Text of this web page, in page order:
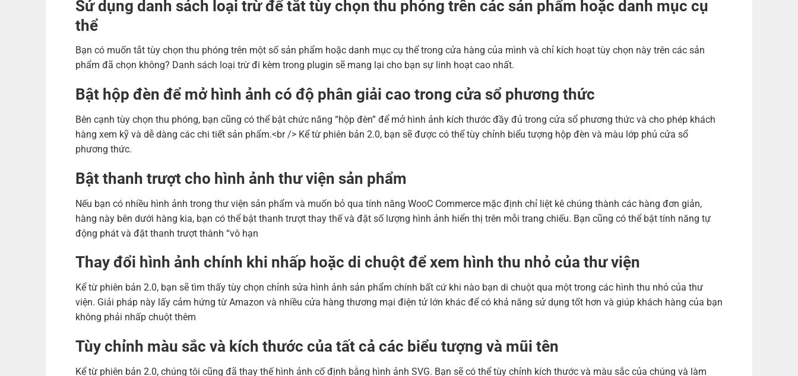
Sử dụng danh sách loại trừ để tắt tùy chọn thu phóng trên các sản phẩm hoặc danh mục cụ
thể
Bạn có muốn tắt tùy chọn thu phóng trên một số sản phẩm hoặc danh mục cụ thể trong cửa hàng của mình và chỉ kích hoạt tùy chọn này trên các sản
phẩm đã chọn không? Danh sách loại trừ đi kèm trong plugin sẽ mang lại cho bạn sự linh hoạt cao nhất.
Bật hộp đèn để mở hình ảnh có độ phân giải cao trong cửa sổ phương thức
Bên cạnh tùy chọn thu phóng, bạn cũng có thể bật chức năng “hộp đèn” để mở hình ảnh kích thước đầy đủ trong cửa sổ phương thức và cho phép khách
hàng xem kỹ và dễ dàng các chi tiết sản phẩm.<br /> Kể từ phiên bản 2.0, bạn sẽ được có thể tùy chỉnh biểu tượng hộp đèn và màu lớp phủ cửa sổ
phương thức.
Bật thanh trượt cho hình ảnh thư viện sản phẩm
Nếu bạn có nhiều hình ảnh trong thư viện sản phẩm và muốn bỏ qua tính năng WooC Commerce mặc định chỉ liệt kê chúng thành các hàng đơn giản,
hàng này bên dưới hàng kia, bạn có thể bật thanh trượt thay thế và đặt số lượng hình ảnh hiển thị trên mỗi trang chiếu. Bạn cũng có thể bật tính năng tự
động phát và đặt thanh trượt thành “vô hạn
Thay đổi hình ảnh chính khi nhấp hoặc di chuột để xem hình thu nhỏ của thư viện
Kể từ phiên bản 2.0, bạn sẽ tìm thấy tùy chọn chỉnh sửa hình ảnh sản phẩm chính bất cứ khi nào bạn di chuột qua một trong các hình thu nhỏ của thư
viện. Giải pháp này lấy cảm hứng từ Amazon và nhiều cửa hàng thương mại điện tử lớn khác để có khả năng sử dụng tốt hơn và giúp khách hàng của bạn
không phải nhấp chuột thêm
Tùy chỉnh màu sắc và kích thước của tất cả các biểu tượng và mũi tên
Kể từ phiên bản 2.0, chúng tôi cũng đã thay thế hình ảnh cố định bằng hình ảnh SVG. Bạn sẽ có thể tùy chỉnh kích thước và màu sắc của chúng và làm